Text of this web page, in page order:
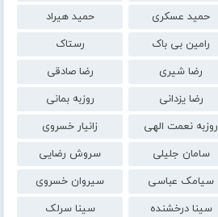
حمید عسکری
حمید هیراد
رامین بی باک
رستاک
رضا شیری
رضا صادقی
رضا یزدانی
روزبه بمانی
روزبه نعمت الهی
زانیار خسروی
سامان جلیلی
سروش رضایی
سیامک عباسی
سیروان خسروی
سینا درخشنده
سینا سرلک